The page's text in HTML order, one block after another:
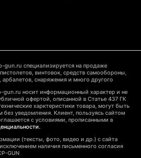
специализируется на продаже
винтовок, средств самообороны,
снаряжения и много другого
gun.ru носит информационный характер и не
офертой, описанной в Статье 437 ГК
харктеристики товара, могут быть
уведомления. Клиент, пользуясь сайтом
с условиями, прописанными в
(тексты, фото, видео и др.) с сайта
наличия письменного согласия
GUN